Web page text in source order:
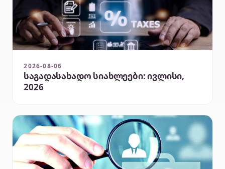
2026-08-06
საგადასახადო სიახლეები: ივლისი,
2026